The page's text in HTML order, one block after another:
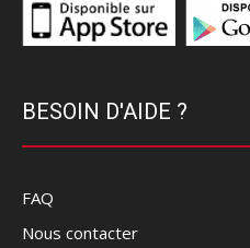
BESOIN D'AIDE ?
FAQ
Nous contacter